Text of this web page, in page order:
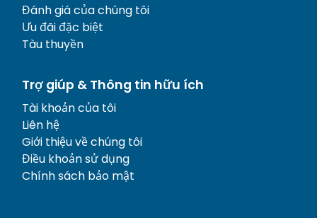
Đánh giá của chúng tôi
Ưu đãi đặc biệt
Tàu thuyền
Trợ giúp & Thông tin hữu ích
Tài khoản của tôi
Liên hệ
Giới thiệu về chúng tôi
Điều khoản sử dụng
Chính sách bảo mật